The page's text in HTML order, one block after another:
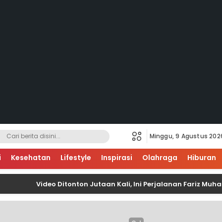
Minggu, 9 Agustus
Kesehatan Lifestyle Inspirasi Olahraga Hiburan
Video Ditonton Jutaan Kali, Ini Perjalanan Fariz Muhammad